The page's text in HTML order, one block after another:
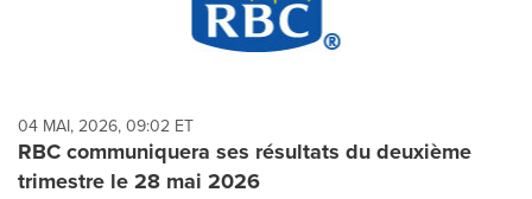
04 MAI, 2026, 09:02 ET
RBC communiquera ses résultats du deuxième
trimestre le 28 mai 2026